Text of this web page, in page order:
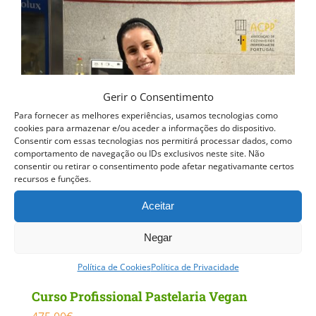
Gerir o Consentimento
Para fornecer as melhores experiências, usamos tecnologias como
cookies para armazenar e/ou aceder a informações do dispositivo.
Consentir com essas tecnologias nos permitirá processar dados, como
comportamento de navegação ou IDs exclusivos neste site. Não
consentir ou retirar o consentimento pode afetar negativamante certos
recursos e funções.
Aceitar
Negar
Política de CookiesPolítica de Privacidade
Curso Profissional Pastelaria Vegan